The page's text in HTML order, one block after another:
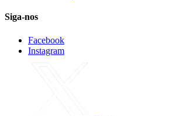
Siga-nos
Facebook
Instagram